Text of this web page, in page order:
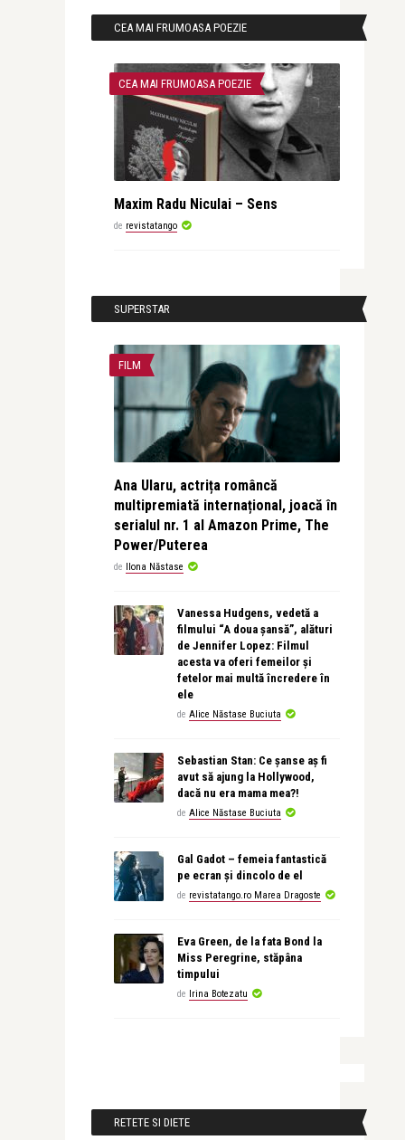
CEA MAI FRUMOASA POEZIE
CEA MAI FRUMOASA POEZIE
Maxim Radu Niculai – Sens
de revistatango
SUPERSTAR
FILM
Ana Ularu, actrița româncă
multipremiată internațional, joacă în
serialul nr. 1 al Amazon Prime, The
Power/Puterea
de Ilona Năstase
Vanessa Hudgens, vedetă a
filmului “A doua șansă”, alături
de Jennifer Lopez: Filmul
acesta va oferi femeilor și
fetelor mai multă încredere în
ele
de Alice Năstase Buciuta
Sebastian Stan: Ce șanse aș fi
avut să ajung la Hollywood,
dacă nu era mama mea?!
de Alice Năstase Buciuta
Gal Gadot – femeia fantastică
pe ecran și dincolo de el
de revistatango.ro Marea Dragoste
Eva Green, de la fata Bond la
Miss Peregrine, stăpâna
timpului
de Irina Botezatu
RETETE SI DIETE